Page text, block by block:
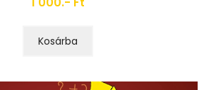
Kosárba